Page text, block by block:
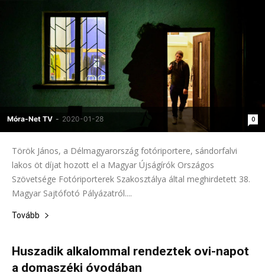
Móra-Net TV - 2020-01-28 0
Török János, a Délmagyarország fotóriportere, sándorfalvi
lakos öt díjat hozott el a Magyar Újságírók Országos
Szövetsége Fotóriporterek Szakosztálya által meghirdetett 38.
Magyar Sajtófotó Pályázatról....
Tovább
Huszadik alkalommal rendeztek ovi-napot
a domaszéki óvodában